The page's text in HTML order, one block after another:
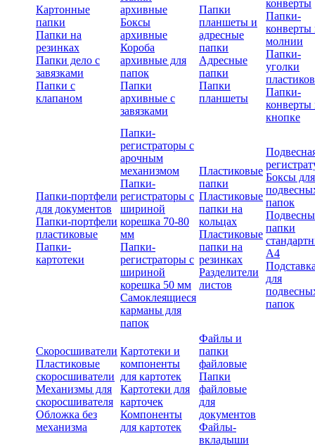
Картонные
папки
Папки на
резинках
Папки дело с
завязками
Папки с
клапаном
архивные
Боксы
архивные
Короба
архивные для
папок
Папки
архивные с
завязками
Папки
планшеты и
адресные
папки
Адресные
папки
Папки
планшеты
конверты
Папки-
конверты
молнии
Папки-
уголки
Папки-
конверты
кнопке
Папки-портфели
для документов
Папки-портфели
пластиковые
Папки-
картотеки
Папки-
регистраторы с
арочным
механизмом
Папки-
регистраторы с
шириной
корешка 70-80
мм
Папки-
регистраторы с
шириной
корешка 50 мм
Самоклеящиеся
карманы для
папок
Пластиковые
папки
Пластиковые
папки на
кольцах
Пластиковые
папки на
резинках
Разделители
листов
Боксы для
папок
папки
А4
для
папок
Скоросшиватели
Пластиковые
скоросшиватели
Механизмы для
скоросшивателя
Обложка без
механизма
Картотеки и
компоненты
для картотек
Картотеки для
карточек
Компоненты
для картотек
Файлы и
папки
файловые
Папки
файловые
для
документов
Файлы-
вкладыши